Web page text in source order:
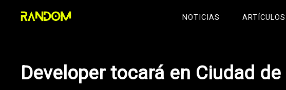
NOTICIAS ARTÍCULOS
Developer tocará en Ciudad